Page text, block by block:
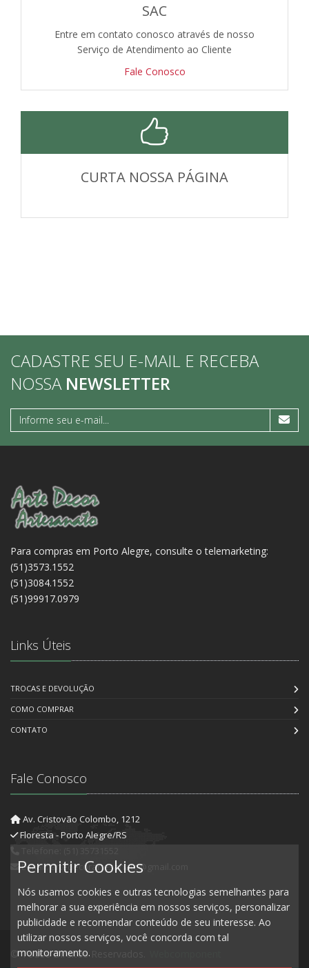
SAC
Entre em contato conosco através de nosso
Serviço de Atendimento ao Cliente
Fale Conosco
CURTA NOSSA PÁGINA
CADASTRE SEU E-MAIL E RECEBA
NOSSA NEWSLETTER
Para compras em Porto Alegre, consulte o telemarketing:
(51)3573.1552
(51)3084.1552
(51)99917.0979
Links Úteis
TROCAS E DEVOLUÇÃO
COMO COMPRAR
CONTATO
Fale Conosco
Av. Cristovão Colombo, 1212
Floresta - Porto Alegre/RS
E-mail: artedecorartesanato@gmail.com
© Todos Direitos Reservados.
Permitir Cookies
Nós usamos cookies e outras tecnologias semelhantes para
melhorar a sua experiência em nossos serviços, personalizar
publicidade e recomendar conteúdo de seu interesse. Ao
utilizar nossos serviços, você concorda com tal
monitoramento.